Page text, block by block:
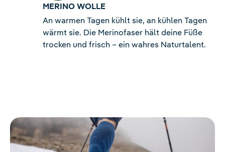
MERINO WOLLE
An warmen Tagen kühlt sie, an kühlen Tagen
wärmt sie. Die Merinofaser hält deine Füße
trocken und frisch – ein wahres Naturtalent.